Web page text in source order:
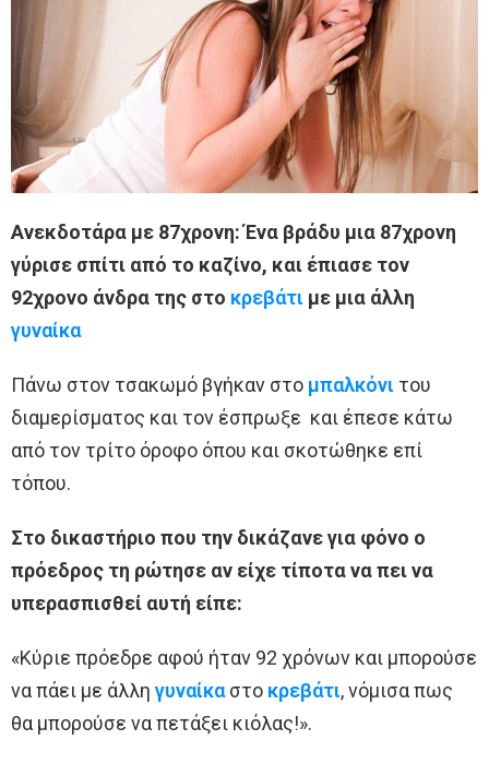
Ανεκδοτάρα με 87χρονη: Ένα βράδυ μια 87χρονη
γύρισε σπίτι από το καζίνο, και έπιασε τον
92χρονο άνδρα της στο κρεβάτι με μια άλλη
γυναίκα
Πάνω στον τσακωμό βγήκαν στο μπαλκόνι του
διαμερίσματος και τον έσπρωξε και έπεσε κάτω
από τον τρίτο όροφο όπου και σκοτώθηκε επί
τόπου.
Στο δικαστήριο που την δικάζανε για φόνο ο
πρόεδρος τη ρώτησε αν είχε τίποτα να πει να
υπερασπισθεί αυτή είπε:
«Κύριε πρόεδρε αφού ήταν 92 χρόνων και μπορούσε
να πάει με άλλη γυναίκαστο κρεβάτι, νόμισα πως
θα μπορούσε να πετάξει κιόλας!».